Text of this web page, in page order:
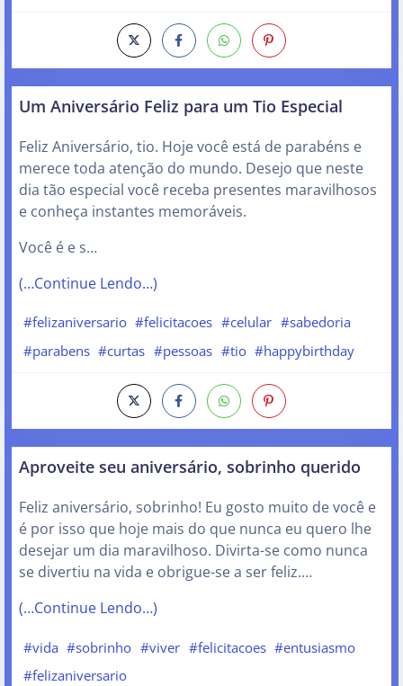
Um Aniversário Feliz para um Tio Especial
Feliz Aniversário, tio. Hoje você está de parabéns e
merece toda atenção do mundo. Desejo que neste
dia tão especial você receba presentes maravilhosos
e conheça instantes memoráveis.
Você é e s…
(…Continue Lendo…)
#felizaniversario #felicitacoes #celular #sabedoria
#parabens #curtas #pessoas #tio #happybirthday
Aproveite seu aniversário, sobrinho querido
Feliz aniversário, sobrinho! Eu gosto muito de você e
é por isso que hoje mais do que nunca eu quero lhe
desejar um dia maravilhoso. Divirta-se como nunca
se divertiu na vida e obrigue-se a ser feliz.…
(…Continue Lendo…)
#vida #sobrinho #viver #felicitacoes #entusiasmo
#felizaniversario